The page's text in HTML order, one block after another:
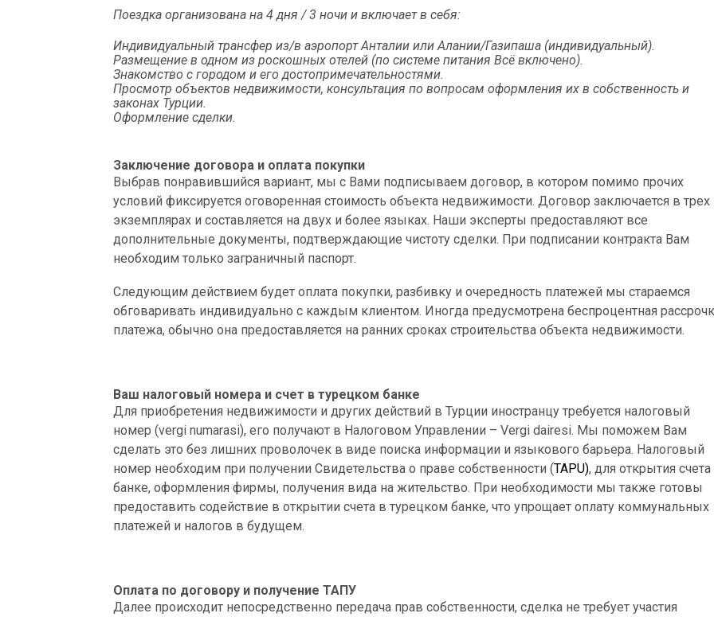
Поездка организована на 4 дня / 3 ночи и включает в себя:
Индивидуальный трансфер из/в аэропорт Анталии или Алании/Газипаша (индивидуальный).
Размещение в одном из роскошных отелей (по системе питания Всё включено).
Знакомство с городом и его достопримечательностями.
Просмотр объектов недвижимости, консультация по вопросам оформления их в собственность и
законах Турции.
Оформление сделки.
Заключение договора и оплата покупки
Выбрав понравившийся вариант, мы с Вами подписываем договор, в котором помимо прочих
условий фиксируется оговоренная стоимость объекта недвижимости. Договор заключается в трех
экземплярах и составляется на двух и более языках. Наши эксперты предоставляют все
дополнительные документы, подтверждающие чистоту сделки. При подписании контракта Вам
необходим только заграничный паспорт.
Следующим действием будет оплата покупки, разбивку и очередность платежей мы стараемся
обговаривать индивидуально с каждым клиентом. Иногда предусмотрена беспроцентная
платежа, обычно она предоставляется на ранних сроках строительства объекта недвижимости.
Ваш налоговый номера и счет в турецком банке
Для приобретения недвижимости и других действий в Турции иностранцу требуется налоговый
номер (vergi numarasi), его получают в Налоговом Управлении – Vergi dairesi. Мы поможем Вам
сделать это без лишних проволочек в виде поиска информации и языкового барьера. Налоговый
номер необходим при получении Свидетельства о праве собственности (TAPU), для открытия
банке, оформления фирмы, получения вида на жительство. При необходимости мы также готовы
предоставить содействие в открытии счета в турецком банке, что упрощает оплату коммунальных
платежей и налогов в будущем.
Оплата по договору и получение ТАПУ
Далее происходит непосредственно передача прав собственности, сделка не требует участия